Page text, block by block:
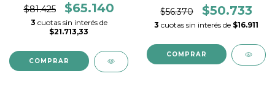
$81.425 $65.140
3 cuotas sin interés de
$21.713,33
COMPRAR
$56.370 $50.733
3 cuotas sin interés de $16.911
COMPRAR